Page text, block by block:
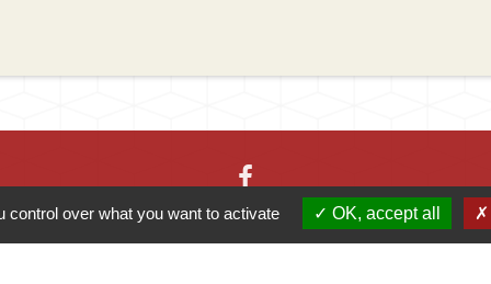
over what you want to activate OK, accept all